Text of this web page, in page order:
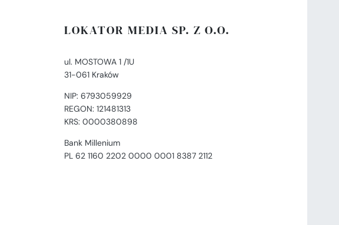
LOKATOR MEDIA SP. Z O.O.
ul. MOSTOWA 1 /1U
31-061 Kraków
NIP: 6793059929
REGON: 121481313
KRS: 0000380898
Bank Millenium
PL 62 1160 2202 0000 0001 8387 2112